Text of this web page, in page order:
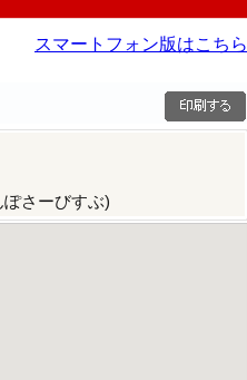
スマートフォン版はこちら
さーびすぶ)